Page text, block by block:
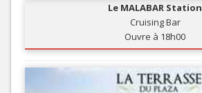
Le MALABAR Station
Cruising Bar
Ouvre à 18h00